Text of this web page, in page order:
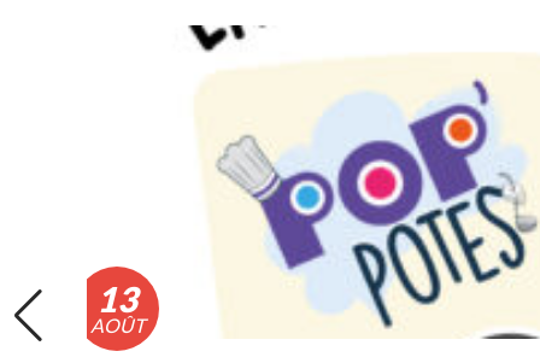
horaires exceptionnels d’ouverture des
déchèteries seront appliqués du lundi 10 au
vendredi 14 août 2026 inclus.
13
AOÛT